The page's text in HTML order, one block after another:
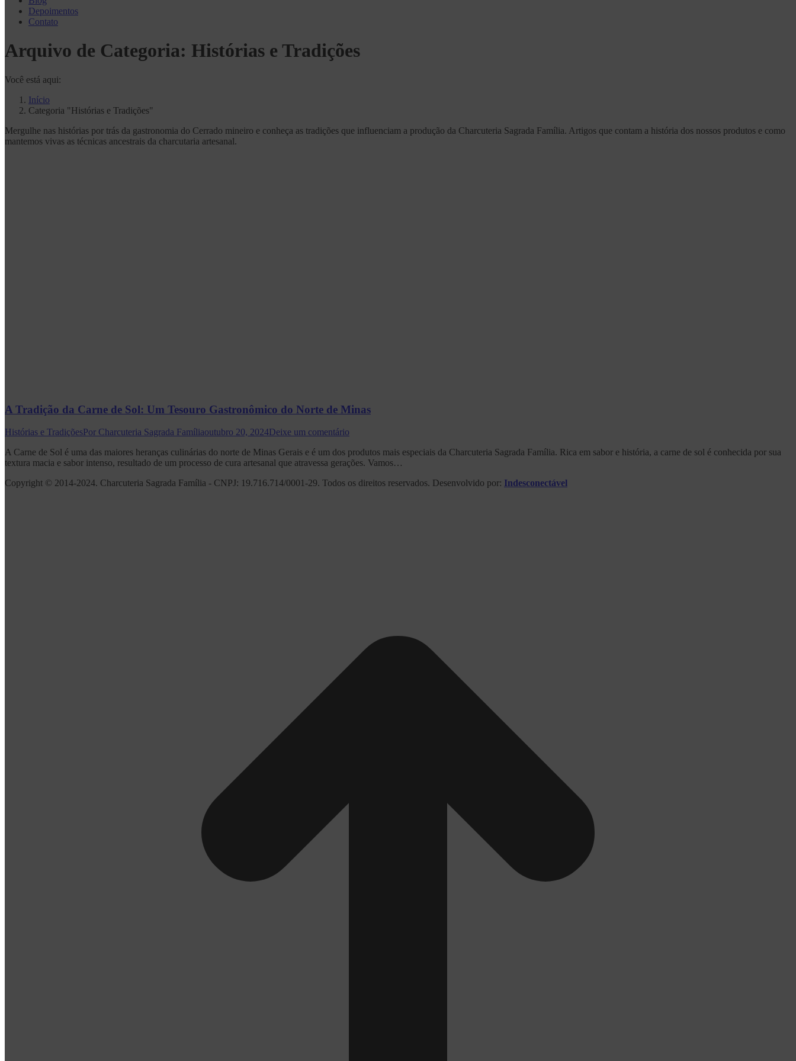
Depoimentos
Contato
Arquivo de Categoria: Histórias e Tradições
Você está aqui:
Início
Categoria "Histórias e Tradições"
Mergulhe nas histórias por trás da gastronomia do Cerrado mineiro e conheça as tradições que influenciam a produção da Charcuteria Sagrada Família. Artigos que contam a história dos nossos produtos e como
mantemos vivas as técnicas ancestrais da charcutaria artesanal.
A Tradição da Carne de Sol: Um Tesouro Gastronômico do Norte de Minas
Histórias e TradiçõesPor Charcuteria Sagrada Famíliaoutubro 20, 2024Deixe um comentário
A Carne de Sol é uma das maiores heranças culinárias do norte de Minas Gerais e é um dos produtos mais especiais da Charcuteria Sagrada Família. Rica em sabor e história, a carne de sol é conhecida por sua
textura macia e sabor intenso, resultado de um processo de cura artesanal que atravessa gerações. Vamos…
Copyright © 2014-2024. Charcuteria Sagrada Família - CNPJ: 19.716.714/0001-29. Todos os direitos reservados. Desenvolvido por: Indesconectável